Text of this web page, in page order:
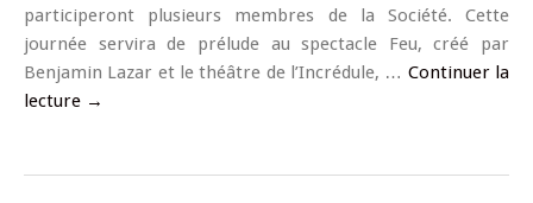
participeront plusieurs membres de la Société. Cette
journée servira de prélude au spectacle Feu, créé par
Benjamin Lazar et le théâtre de l’Incrédule, … Continuer la
lecture →